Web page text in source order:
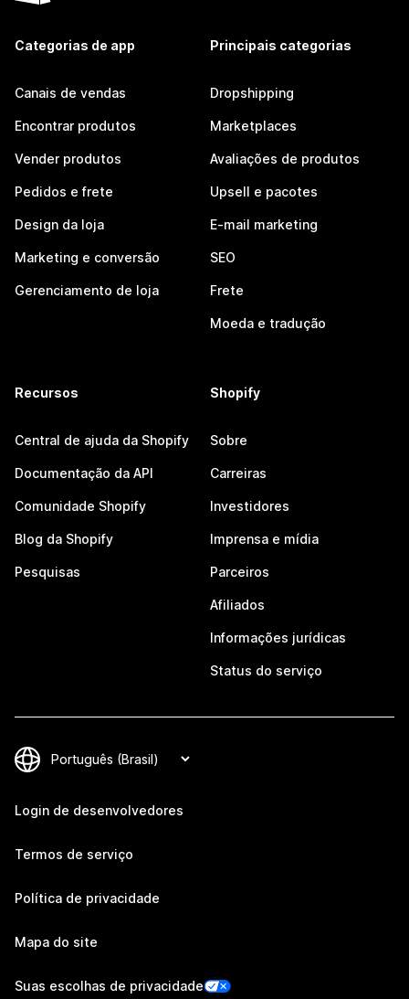
Categorias de app
Canais de vendas
Encontrar produtos
Vender produtos
Pedidos e frete
Design da loja
Marketing e conversão
Gerenciamento de loja
Principais categorias
Dropshipping
Marketplaces
Avaliações de produtos
Upsell e pacotes
E-mail marketing
SEO
Frete
Moeda e tradução
Recursos
Central de ajuda da Shopify
Documentação da API
Comunidade Shopify
Blog da Shopify
Pesquisas
Shopify
Sobre
Carreiras
Investidores
Imprensa e mídia
Parceiros
Afiliados
Informações jurídicas
Status do serviço
Login de desenvolvedores
Termos de serviço
Política de privacidade
Mapa do site
Suas escolhas de privacidade